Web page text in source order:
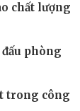
chất lượng
phòng
trong công